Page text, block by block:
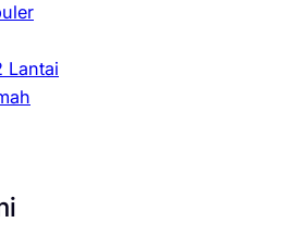
Lantai